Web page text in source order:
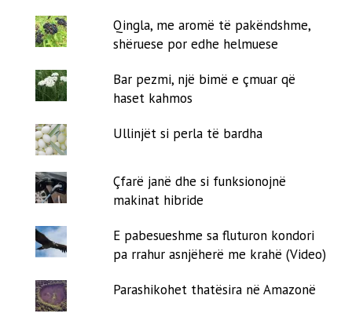
Qingla, me aromë të pakëndshme,
shëruese por edhe helmuese
Bar pezmi, një bimë e çmuar që
haset kahmos
Ullinjët si perla të bardha
Çfarë janë dhe si funksionojnë
makinat hibride
E pabesueshme sa fluturon kondori
pa rrahur asnjëherë me krahë (Video)
Parashikohet thatësira në Amazonë